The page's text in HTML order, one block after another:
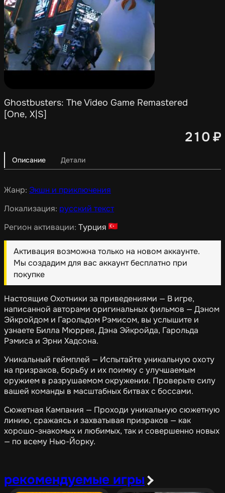
Ghostbusters: The Video Game Remastered
[One, X|S]
210 ₽
Описание Детали
Жанр: Экшн и приключения
Локализация: русский текст
Регион активации: Турция
Активация возможна только на новом аккаунте.
Мы создадим для вас аккаунт бесплатно при
покупке
Настоящие Охотники за приведениями — В игре,
написанной авторами оригинальных фильмов — Дэном
Эйкройдом и Гарольдом Рэмисом, вы услышите и
узнаете Билла Мюррея, Дэна Эйкройда, Гарольда
Рэмиса и Эрни Хадсона.
Уникальный геймплей — Испытайте уникальную охоту
на призраков, борьбу и их поимку с улучшаемым
оружием в разрушаемом окружении. Проверьте силу
вашей команды в масштабных битвах с боссами.
Сюжетная Кампания — Проходи уникальную сюжетную
линию, сражаясь и захватывая призраков — как
хорошо-знакомых и любимых, так и совершенно новых
— по всему Нью-Йорку.
рекомендуемые игры